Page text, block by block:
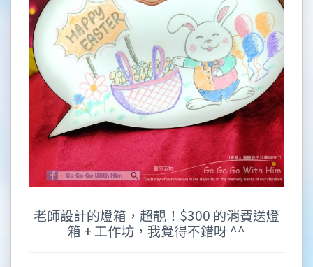
老師設計的燈箱，超靚！$300 的消費送燈
箱 + 工作坊，我覺得不錯呀 ^^